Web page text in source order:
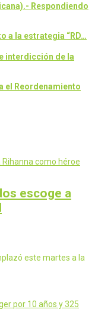
Respondiendo
a la estrategia “RD…
interdicción de la
el Reordenamiento
escoge a
este martes a la